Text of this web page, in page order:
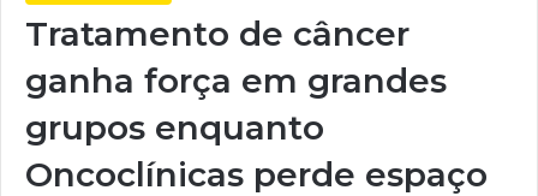
Tratamento de câncer
ganha força em grandes
grupos enquanto
Oncoclínicas perde espaço